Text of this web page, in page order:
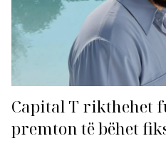
Capital T rikthehet
premton të bëhet